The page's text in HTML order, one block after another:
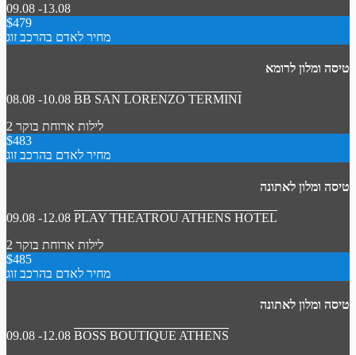
09.08 -13.08
$479
מחיר לאדם בהרכב זוג
טיסה ומלון לרומא
08.08 -10.08 BB SAN LORENZO TERMINI
2 לילות ארוחת בוקר
$483
מחיר לאדם בהרכב זוג
טיסה ומלון לאתונה
09.08 -12.08 PLAY THEATROU ATHENS HOTEL
2 לילות ארוחת בוקר
$485
מחיר לאדם בהרכב זוג
טיסה ומלון לאתונה
09.08 -12.08 BOSS BOUTIQUE ATHENS